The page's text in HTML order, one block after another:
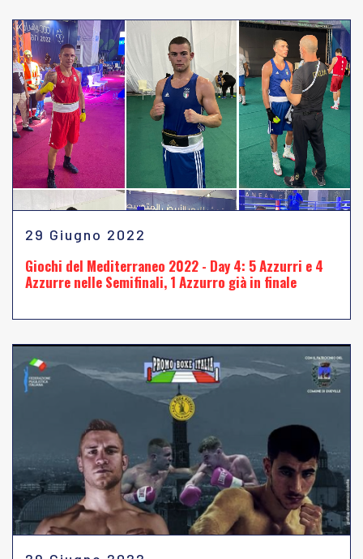
29 Giugno 2022
Giochi del Mediterraneo 2022 - Day 4: 5 Azzurri e 4
Azzurre nelle Semifinali, 1 Azzurro già in finale